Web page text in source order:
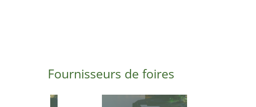
Fournisseurs de foires